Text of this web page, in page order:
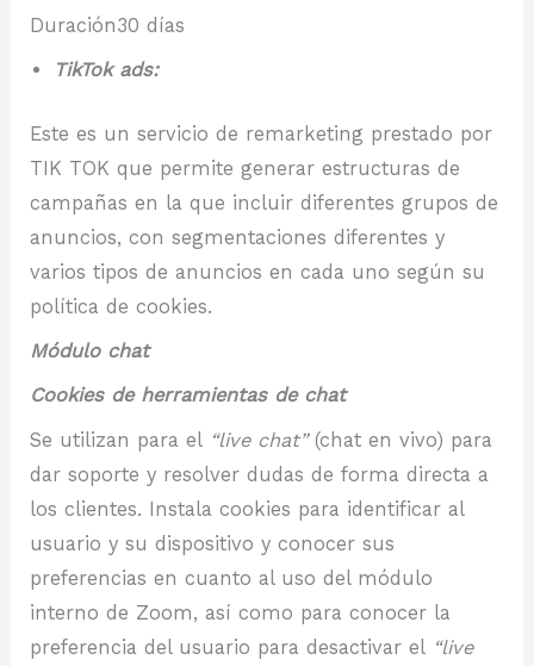
Duración30 días
TikTok ads:
Este es un servicio de remarketing prestado por
TIK TOK que permite generar estructuras de
campañas en la que incluir diferentes grupos de
anuncios, con segmentaciones diferentes y
varios tipos de anuncios en cada uno según su
política de cookies.
Módulo chat
Cookies de herramientas de chat
Se utilizan para el “live chat”(chat en vivo) para
dar soporte y resolver dudas de forma directa a
los clientes. Instala cookies para identificar al
usuario y su dispositivo y conocer sus
preferencias en cuanto al uso del módulo
interno de Zoom, así como para conocer la
preferencia del usuario para desactivar el “live